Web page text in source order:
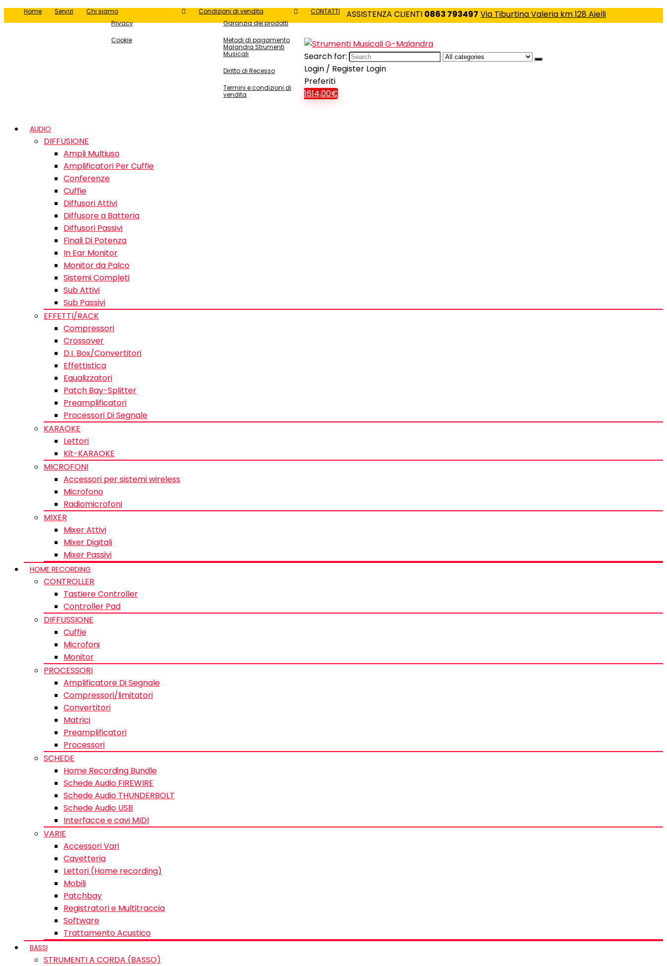
Home Servizi
Chi siamo
Privacy
Cookie
Condizioni di vendita
Garanzia dei prodotti
Metodi di pagamento
Malandra Strumenti
Musicali
Diritto di Recesso
Termini e condizioni di
vendita
CONTATTI ASSISTENZA CLIENTI 0863 793497 Via Tiburtina Valeria km 128 Aielli
Search for:
Login / Register Login
Preferiti
1614,00€
AUDIO
DIFFUSIONE
Ampli Multiuso
Amplificatori Per Cuffie
Conferenze
Cuffie
Diffusori Attivi
Diffusore a Batteria
Diffusori Passivi
Finali Di Potenza
In Ear Monitor
Monitor da Palco
Sistemi Completi
Sub Attivi
Sub Passivi
EFFETTI/RACK
Compressori
Crossover
D.I. Box/Convertitori
Effettistica
Equalizzatori
Patch Bay-Splitter
Preamplificatori
Processori Di Segnale
KARAOKE
Lettori
Kit-KARAOKE
MICROFONI
Accessori per sistemi wireless
Microfono
Radiomicrofoni
MIXER
Mixer Attivi
Mixer Digitali
Mixer Passivi
HOME RECORDING
CONTROLLER
Tastiere Controller
Controller Pad
DIFFUSSIONE
Cuffie
Microfoni
Monitor
PROCESSORI
Amplificatore Di Segnale
Compressori/limitatori
Convertitori
Matrici
Preamplificatori
Processori
SCHEDE
Home Recording Bundle
Schede Audio FIREWIRE
Schede Audio THUNDERBOLT
Schede Audio USB
Interfacce e cavi MIDI
VARIE
Accessori Vari
Cavetteria
Lettori (Home recording)
Mobili
Patchbay
Registratori e Multitraccia
Software
Trattamento Acustico
BASSI
STRUMENTI A CORDA (BASSO)